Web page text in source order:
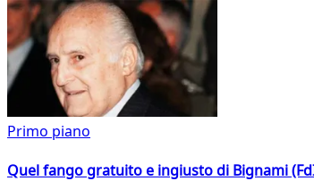
Primo piano
Quel fango gratuito e ingiusto di Bignami